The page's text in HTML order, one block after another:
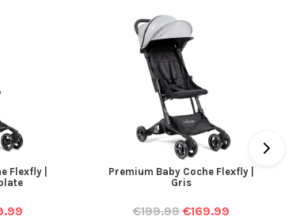
Flexfly |
Premium Baby Coche Flexfly |
Gris
€199.99 €169.99